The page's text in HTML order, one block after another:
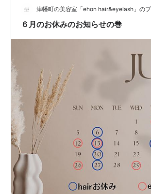
津幡町の美容室「ehon hair&eyelash」の
６月のお休みのお知らせの巻